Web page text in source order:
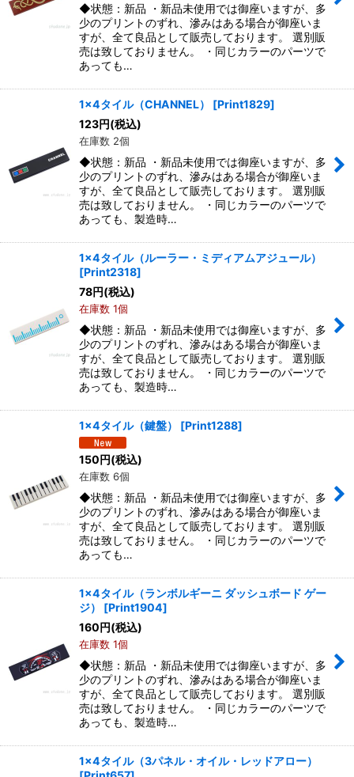
◆状態：新品 ・新品未使用では御座いますが、多
少のプリントのずれ、滲みはある場合が御座いま
すが、全て良品として販売しております。 選別販
売は致しておりません。 ・同じカラーのパーツで
あっても…
1x4タイル（CHANNEL） [Print1829]
123円(税込)
在庫数 2個
◆状態：新品 ・新品未使用では御座いますが、多
少のプリントのずれ、滲みはある場合が御座いま
すが、全て良品として販売しております。 選別販
売は致しておりません。 ・同じカラーのパーツで
あっても、製造時…
1x4タイル（ルーラー・ミディアムアジュール）
[Print2318]
78円(税込)
在庫数 1個
◆状態：新品 ・新品未使用では御座いますが、多
少のプリントのずれ、滲みはある場合が御座いま
すが、全て良品として販売しております。 選別販
売は致しておりません。 ・同じカラーのパーツで
あっても、製造時…
1x4タイル（鍵盤） [Print1288]
150円(税込)
在庫数 6個
◆状態：新品 ・新品未使用では御座いますが、多
少のプリントのずれ、滲みはある場合が御座いま
すが、全て良品として販売しております。 選別販
売は致しておりません。 ・同じカラーのパーツで
あっても…
1x4タイル（ランボルギーニ ダッシュボード ゲー
ジ）
[Print1904]
160円(税込)
在庫数 1個
◆状態：新品 ・新品未使用では御座いますが、多
少のプリントのずれ、滲みはある場合が御座いま
すが、全て良品として販売しております。 選別販
売は致しておりません。 ・同じカラーのパーツで
あっても、製造時…
1x4タイル（3パネル・オイル・レッドアロー）